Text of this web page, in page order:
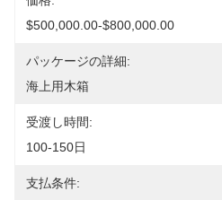
$500,000.00-$800,000.00
パッケージの詳細:
海上用木箱
受渡し時間:
100-150日
支払条件: